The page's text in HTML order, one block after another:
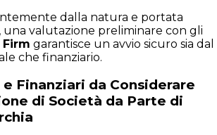
dalla natura e portata
una valutazione preliminare con gli
Firm garantisce un avvio sicuro sia dal
che finanziario.
Finanziari da Considerare
di Società da Parte di